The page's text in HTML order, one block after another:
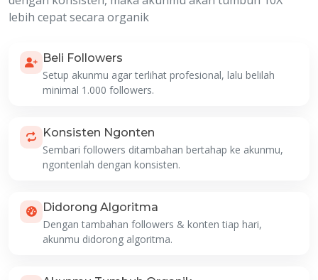
lebih cepat secara organik
Beli Followers
Setup akunmu agar terlihat profesional, lalu belilah
minimal 1.000 followers.
Konsisten Ngonten
Sembari followers ditambahan bertahap ke akunmu,
ngontenlah dengan konsisten.
Didorong Algoritma
Dengan tambahan followers & konten tiap hari,
akunmu didorong algoritma.